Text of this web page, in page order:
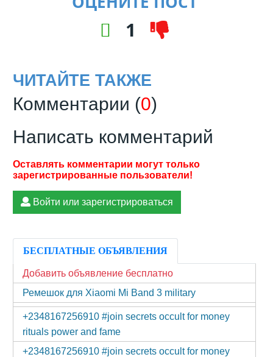
1
ЧИТАЙТЕ ТАКЖЕ
Комментарии (0)
Написать комментарий
Войти или зарегистрироваться
БЕСПЛАТНЫЕ ОБЪЯВЛЕНИЯ
Добавить объявление бесплатно
Ремешок для Xiaomi Mi Band 3 military
+2348167256910 #join secrets occult for money
rituals power and fame
+2348167256910 #join secrets occult for money